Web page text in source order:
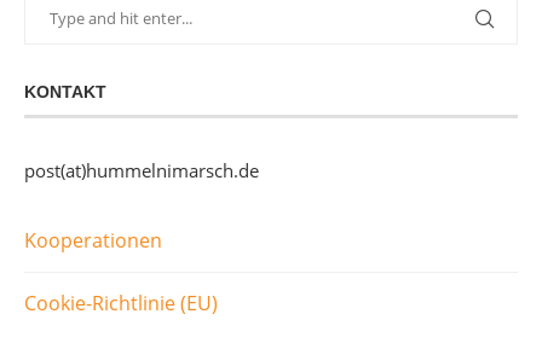
KONTAKT
post(at)hummelnimarsch.de
Kooperationen
Cookie-Richtlinie (EU)